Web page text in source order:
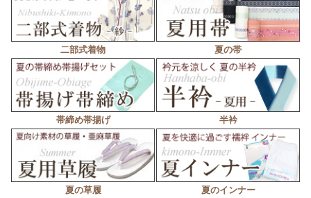
二部式着物 夏の帯
帯締め帯揚げ 半衿
夏の草履 夏のインナー